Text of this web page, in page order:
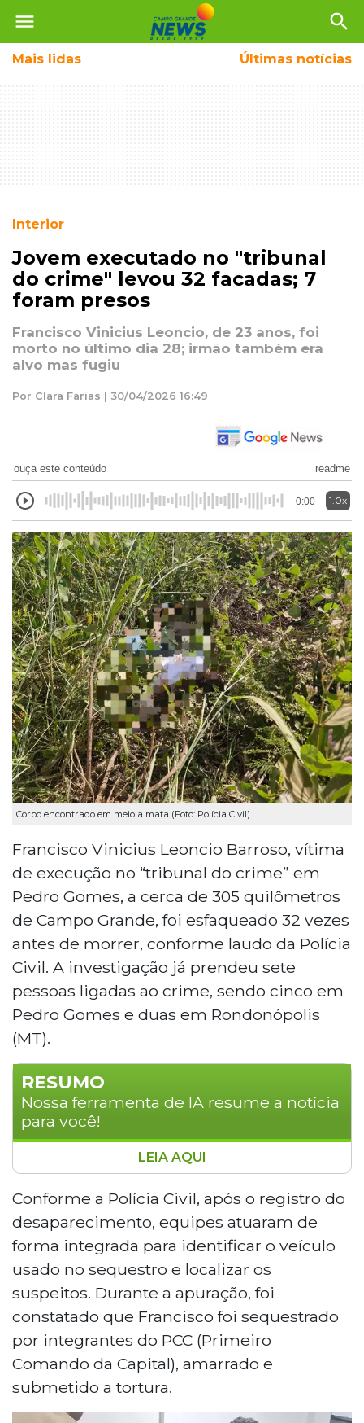
menu search
Mais lidas Últimas notícias
Interior
Jovem executado no "tribunal
do crime" levou 32 facadas; 7
foram presos
Francisco Vinicius Leoncio, de 23 anos, foi
morto no último dia 28; irmão também era
alvo mas fugiu
Por Clara Farias | 30/04/2026 16:49
ouça este conteúdo readme
0:00 1.0x
Corpo encontrado em meio a mata (Foto: Polícia Civil)
Francisco Vinicius Leoncio Barroso, vítima
de execução no “tribunal do crime” em
Pedro Gomes, a cerca de 305 quilômetros
de Campo Grande, foi esfaqueado 32 vezes
antes de morrer, conforme laudo da Polícia
Civil. A investigação já prendeu sete
pessoas ligadas ao crime, sendo cinco em
Pedro Gomes e duas em Rondonópolis
(MT).
RESUMO
Nossa ferramenta de IA resume a notícia
para você!
Francisco Vinicius Leoncio Barroso foi
esfaqueado 32 vezes em um tribunal do
crime do PCC em Pedro Gomes, a 305 km
de Campo Grande. O crime foi transmitido
por videochamada a lideranças da facção.
Sete pessoas foram presas, cinco na
cidade e duas em Rondonópolis. Ao
menos 15 integrantes foram identificados
na região. Os suspeitos respondem por
homicídio qualificado e participação em
organização criminosa.
LEIA AQUI
Conforme a Polícia Civil, após o registro do
desaparecimento, equipes atuaram de
forma integrada para identificar o veículo
usado no sequestro e localizar os
suspeitos. Durante a apuração, foi
constatado que Francisco foi sequestrado
por integrantes do PCC (Primeiro
Comando da Capital), amarrado e
submetido a tortura.